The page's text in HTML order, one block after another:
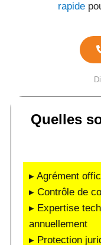
rapide
Quelles
▸ Agrément
▸ Contrôle de
▸ Expertise
annuellement
▸ Protection